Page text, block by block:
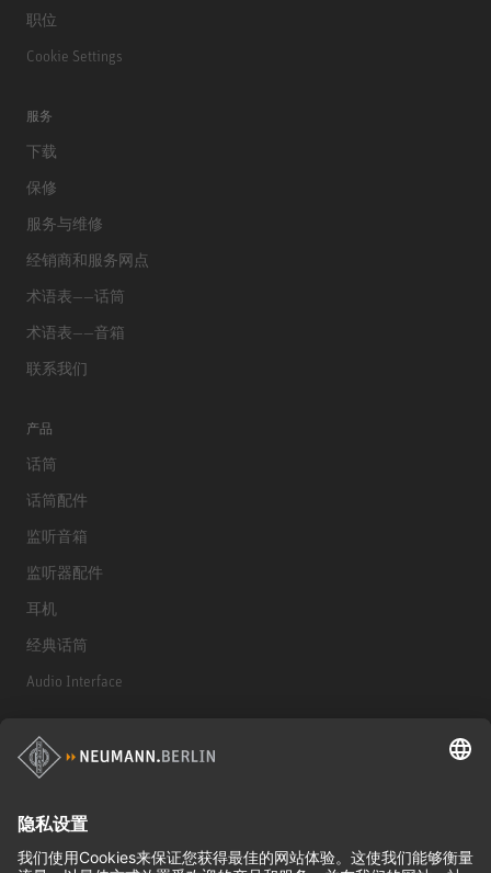
职位
Cookie Settings
服务
下载
保修
服务与维修
经销商和服务网点
术语表——话筒
术语表——音箱
联系我们
产品
话筒
话筒配件
监听音箱
监听器配件
耳机
经典话筒
Audio Interface